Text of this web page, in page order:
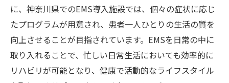
技術の進化がもたらすリハビリの新時代
インナーマッスルに特化したEMSと楽トレ
神奈川県のリハビリ施設での導入事例
未来のリハビリを見据えた技術革新
に、神奈川県でのEMS導入施設では、個々の症状に応じ
たプログラムが用意され、患者一人ひとりの生活の質を
向上させることが目指されています。EMSを日常の中に
取り入れることで、忙しい日常生活においても効率的に
リハビリが可能となり、健康で活動的なライフスタイル